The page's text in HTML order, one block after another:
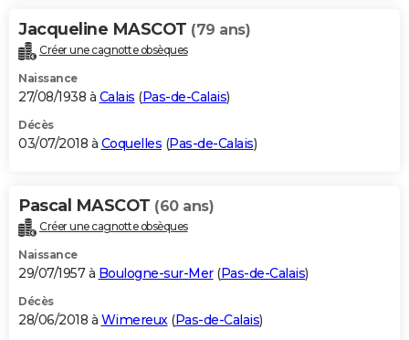
Jacqueline MASCOT (79 ans)
Créer une cagnotte obsèques
Naissance
27/08/1938 à Calais (Pas-de-Calais)
Décès
03/07/2018 à Coquelles (Pas-de-Calais)
Pascal MASCOT (60 ans)
Créer une cagnotte obsèques
Naissance
29/07/1957 à Boulogne-sur-Mer(Pas-de-Calais)
Décès
28/06/2018 à Wimereux(Pas-de-Calais)